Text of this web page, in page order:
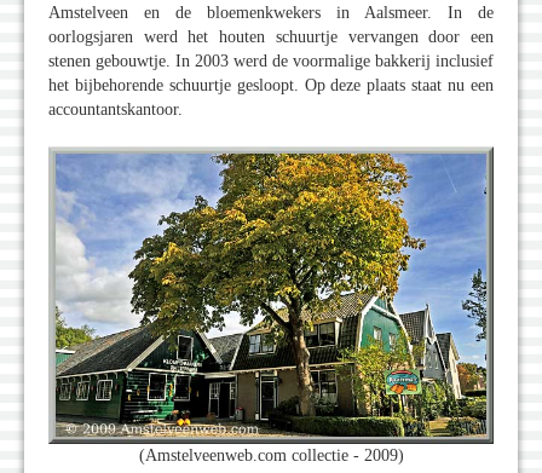
Amstelveen en de bloemenkwekers in Aalsmeer. In de
oorlogsjaren werd het houten schuurtje vervangen door een
stenen gebouwtje. In 2003 werd de voormalige bakkerij inclusief
het bijbehorende schuurtje gesloopt. Op deze plaats staat nu een
accountantskantoor.
(Amstelveenweb.com collectie - 2009)